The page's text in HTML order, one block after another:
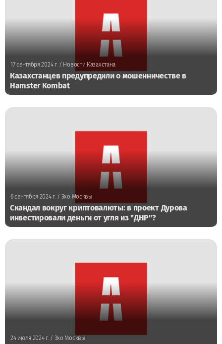
17 сентября 2024 г./ Новости Казахстана
Казахстанцев предупредили о мошенничестве в
Hamster Kombat
6 сентября 2024 г. / Эхо Москвы
Скандал вокруг криптовалюты: в проект Дурова
инвестировали деньги от угля из "ДНР"?
24 июля 2024 г./ Эхо Москвы